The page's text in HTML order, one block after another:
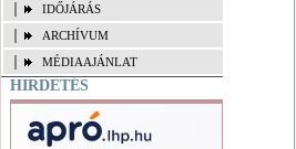
IDŐJÁRÁS
ARCHÍVUM
MÉDIAAJÁNLAT
HIRDETÉS